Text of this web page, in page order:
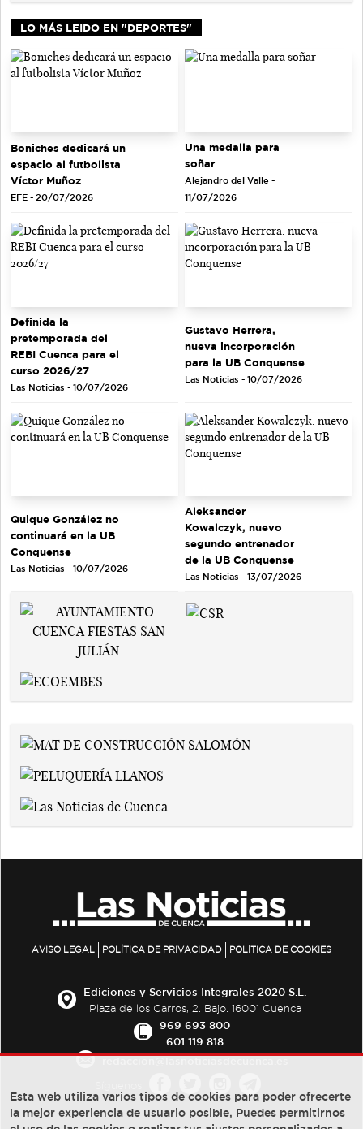
LO MÁS LEIDO EN "DEPORTES"
Boniches dedicará un
espacio al futbolista
Víctor Muñoz
EFE - 20/07/2026
Una medalla para
soñar
Alejandro del Valle -
11/07/2026
Definida la
pretemporada del
REBI Cuenca para el
curso 2026/27
Las Noticias - 10/07/2026
Gustavo Herrera,
nueva incorporación
para la UB Conquense
Las Noticias - 10/07/2026
Quique González no
continuará en la UB
Conquense
Las Noticias - 10/07/2026
Aleksander
Kowalczyk, nuevo
segundo entrenador
de la UB Conquense
Las Noticias - 13/07/2026
AVISO LEGAL POLÍTICA DE PRIVACIDAD POLÍTICA DE COOKIES
Ediciones y Servicios Integrales 2020 S.L.
Plaza de los Carros, 2. Bajo. 16001 Cuenca
969 693 800
601 119 818
Esta web utiliza varios tipos de cookies para poder ofrecerte
la mejor experiencia de usuario posible, Puedes permitirnos